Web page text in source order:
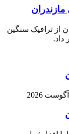
از ترافیک سنگین
داد.